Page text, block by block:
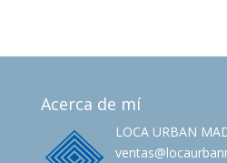
Acerca de mí
LOCA URBAN